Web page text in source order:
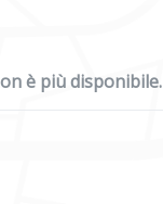
è più disponibile.